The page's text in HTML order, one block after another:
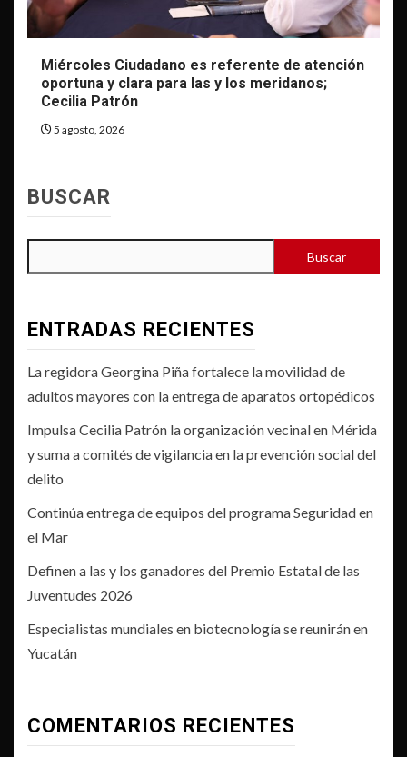
Miércoles Ciudadano es referente de atención
oportuna y clara para las y los meridanos;
Cecilia Patrón
5 agosto, 2026
BUSCAR
Buscar
ENTRADAS RECIENTES
La regidora Georgina Piña fortalece la movilidad de
adultos mayores con la entrega de aparatos ortopédicos
Impulsa Cecilia Patrón la organización vecinal en Mérida
y suma a comités de vigilancia en la prevención social del
delito
Continúa entrega de equipos del programa Seguridad en
el Mar
Definen a las y los ganadores del Premio Estatal de las
Juventudes 2026
Especialistas mundiales en biotecnología se reunirán en
Yucatán
COMENTARIOS RECIENTES